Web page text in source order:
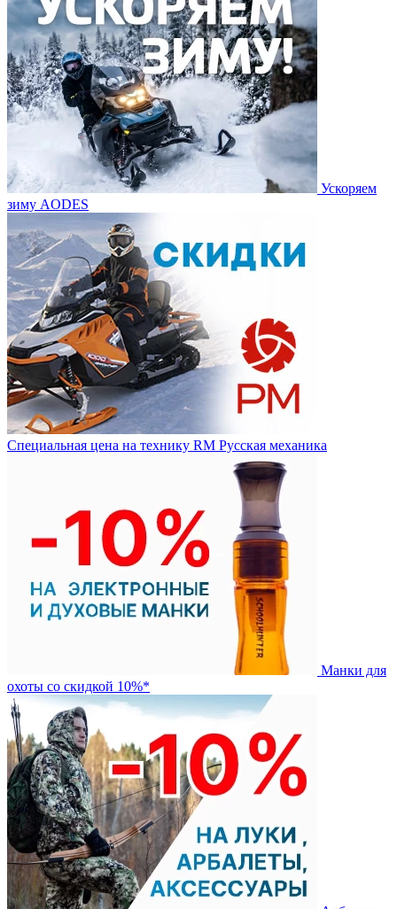
Ускоряем
зиму AODES
Специальная цена на технику RM Русская механика
Манки для
охоты со скидкой 10%*